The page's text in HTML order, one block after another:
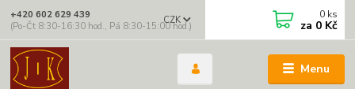
Menu
CZK
+420 602 629 439
(Po-Čt 8:30-16:30 hod., Pá 8:30-15:00 hod.)
0 ks
za 0 Kč